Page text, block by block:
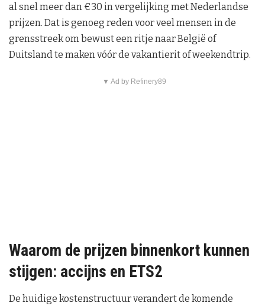
al snel meer dan €30 in vergelijking met Nederlandse
prijzen. Dat is genoeg reden voor veel mensen in de
grensstreek om bewust een ritje naar België of
Duitsland te maken vóór de vakantierit of weekendtrip.
▼ Ad by Refinery89
Waarom de prijzen binnenkort kunnen
stijgen: accijns en ETS2
De huidige kostenstructuur verandert de komende